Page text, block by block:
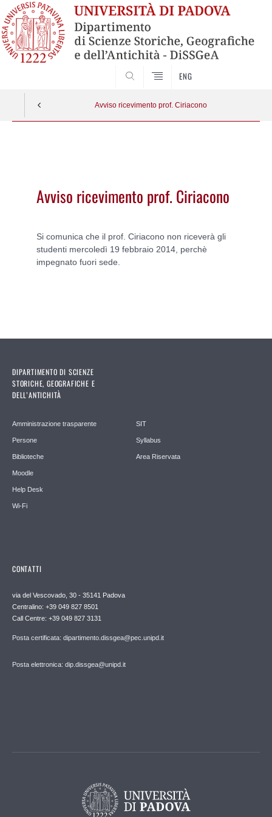
ENG
Avviso ricevimento prof. Ciriacono
Avviso ricevimento prof. Ciriacono
Si comunica che il prof. Ciriacono non riceverà gli
studenti mercoledì 19 febbraio 2014, perchè
impegnato fuori sede.
DIPARTIMENTO DI SCIENZE
STORICHE, GEOGRAFICHE E
DELL’ANTICHITÀ
Amministrazione trasparente
Persone
Biblioteche
Moodle
Help Desk
Wi-Fi
SIT
Syllabus
Area Riservata
CONTATTI
via del Vescovado, 30 - 35141 Padova
Centralino: +39 049 827 8501
Call Centre: +39 049 827 3131
Posta certificata: dipartimento.dissgea@pec.unipd.it
Posta elettronica: dip.dissgea@unipd.it